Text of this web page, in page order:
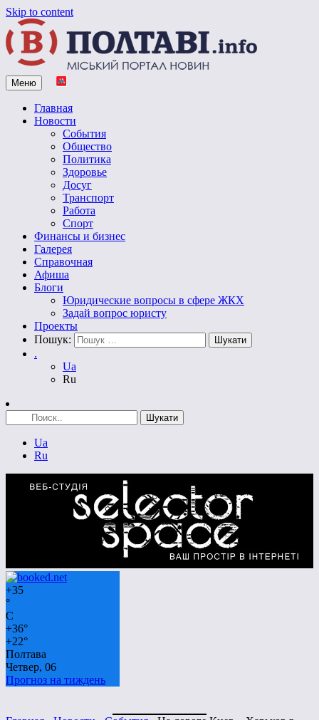
Skip to content
Vpoltave.info
Полтавский портал новостей
Меню
Главная
Новости
События
Общество
Политика
Здоровье
Досуг
Транспорт
Работа
Спорт
Финансы и бизнес
Галерея
Справочная
Афиша
Блоги
Юридические вопросы в сфере ЖКХ
Задай вопрос юристу
Проекты
Пошук:
.
Ua
Ru
Ua
Ru
+35
°
C
+36°
+22°
Полтава
Четвер, 06
Прогноз на тиждень